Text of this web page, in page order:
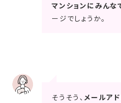
マンションにみんな
ージでしょうか。
そうそう、メールア